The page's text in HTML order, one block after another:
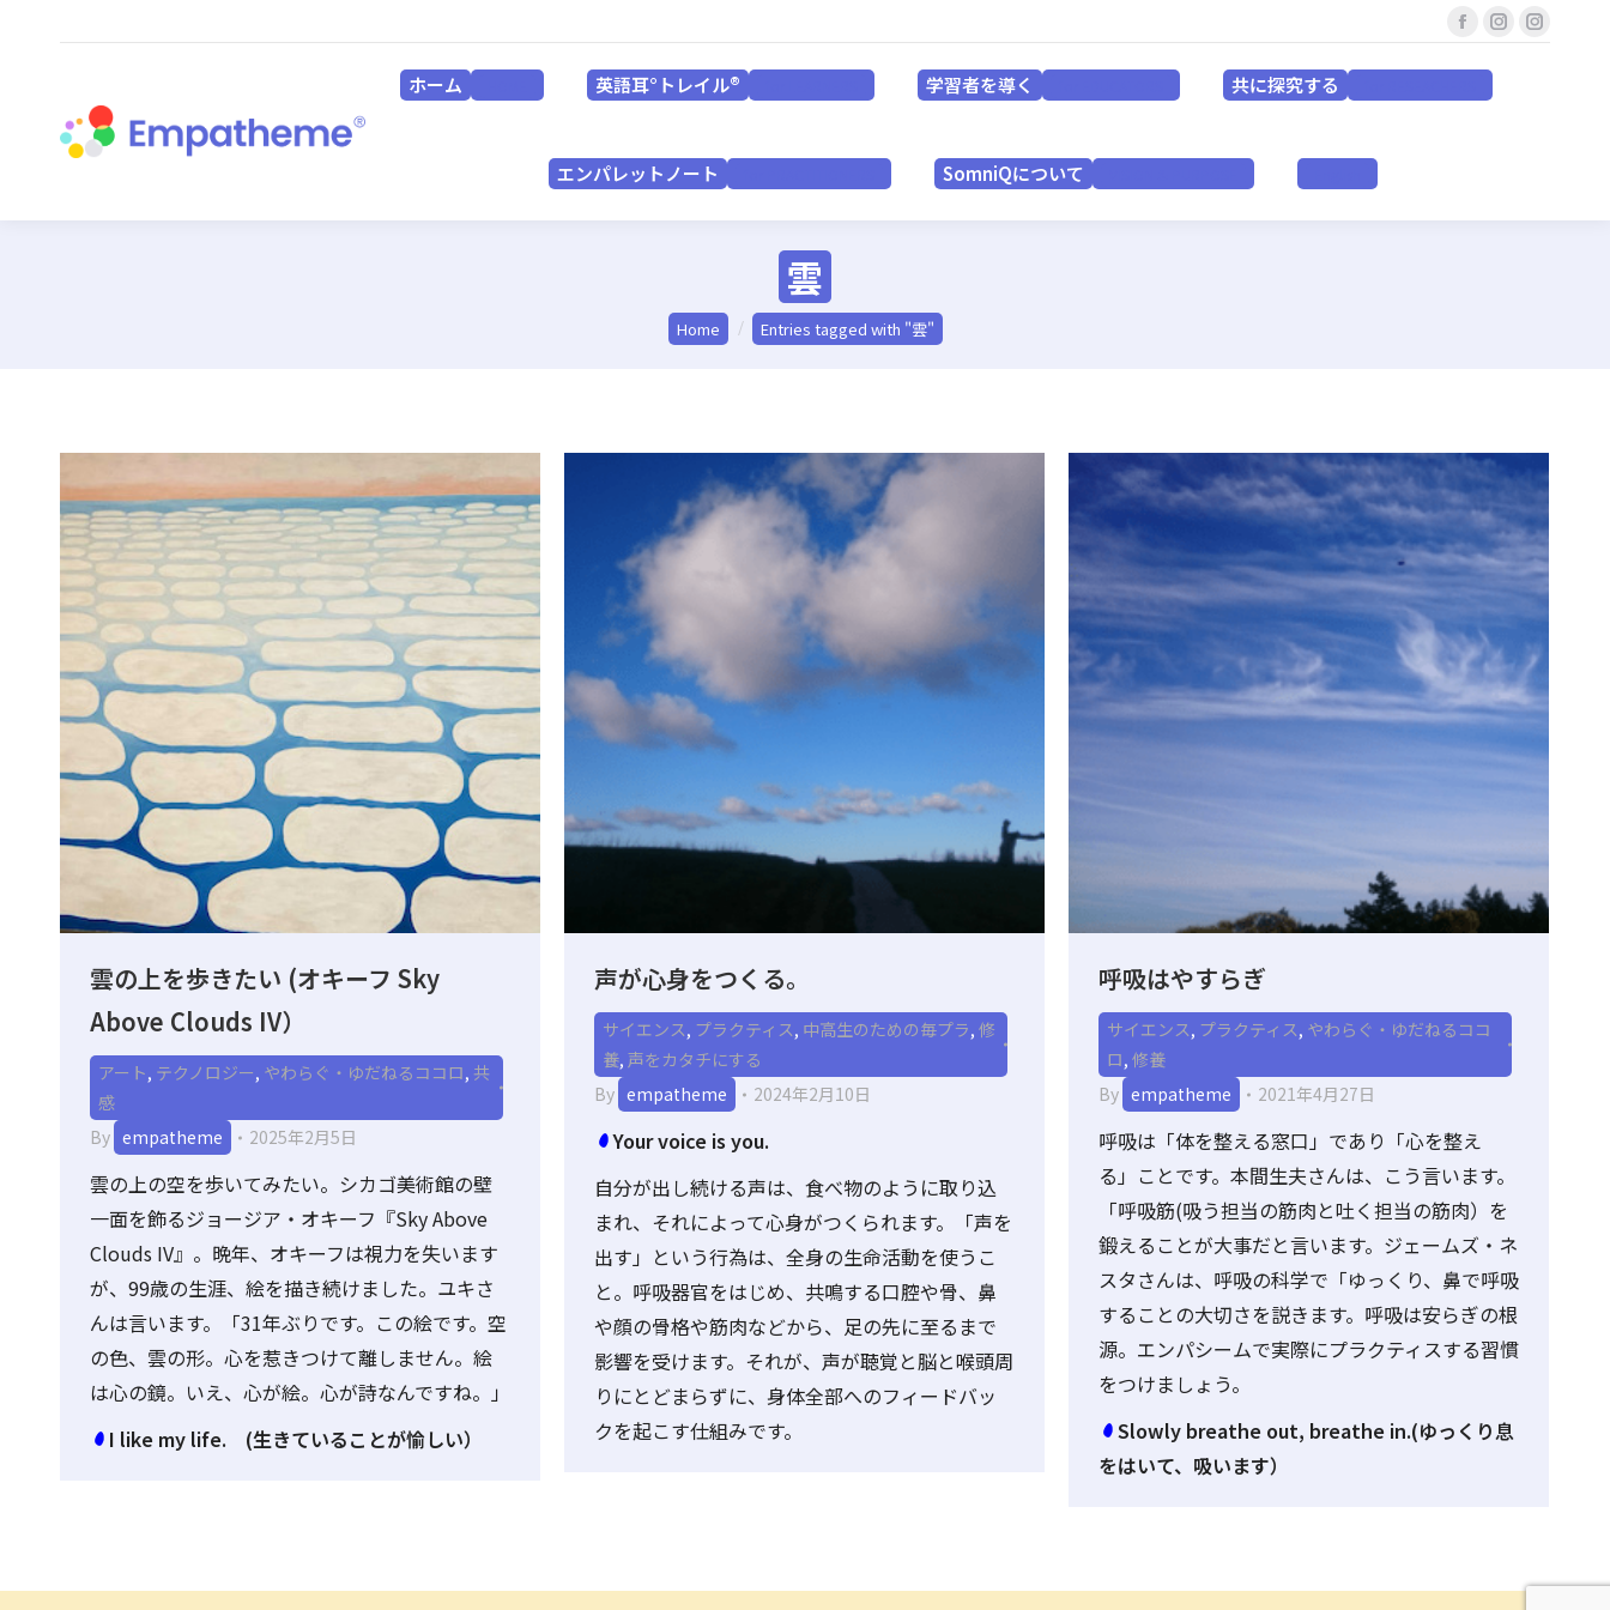
Facebook
page
opens
Instagram
ホーム 英語耳°トレイル® 学習者を導く 共に探究する
エンパレットノート SomniQについて
雲
You are here:
Home Entries tagged with "雲"
雲の上を歩きたい (オキーフ Sky
Above Clouds IV）
アート, テクノロジー, やわらぐ・ゆだねるココロ, 共
感
By empatheme 2025年2月5日
雲の上の空を歩いてみたい。シカゴ美術館の壁
一面を飾るジョージア・オキーフ『Sky Above
Clouds IV』。晩年、オキーフは視力を失います
が、99歳の生涯、絵を描き続けました。ユキさ
んは言います。「31年ぶりです。この絵です。空
の色、雲の形。心を惹きつけて離しません。絵
は心の鏡。いえ、心が絵。心が詩なんですね。」
I like my life. (生きていることが愉しい）
声が心身をつくる。
サイエンス, プラクティス, 中高生のための毎プラ, 修
養, 声をカタチにする
By empatheme 2024年2月10日
Your voice is you.
自分が出し続ける声は、食べ物のように取り込
まれ、それによって心身がつくられます。「声を
出す」という行為は、全身の生命活動を使うこ
と。呼吸器官をはじめ、共鳴する口腔や骨、鼻
や顔の骨格や筋肉などから、足の先に至るまで
影響を受けます。それが、声が聴覚と脳と喉頭周
りにとどまらずに、身体全部へのフィードバッ
クを起こす仕組みです。
呼吸はやすらぎ
サイエンス, プラクティス, やわらぐ・ゆだねるココ
ロ, 修養
By empatheme 2021年4月27日
呼吸は「体を整える窓口」であり「心を整え
る」ことです。本間生夫さんは、こう言います。
「呼吸筋(吸う担当の筋肉と吐く担当の筋肉）を
鍛えることが大事だと言います。ジェームズ・ネ
スタさんは、呼吸の科学で「ゆっくり、鼻で呼吸
することの大切さを説きます。呼吸は安らぎの根
源。エンパシームで実際にプラクティスする習慣
をつけましょう。
Slowly breathe out, breathe in.(ゆっくり息
をはいて、吸います）
ホーム HOME 英語耳°トレイル® for LEARNERS 学習者を導く for EDUCATORS 共に探究する for RESEACHERS